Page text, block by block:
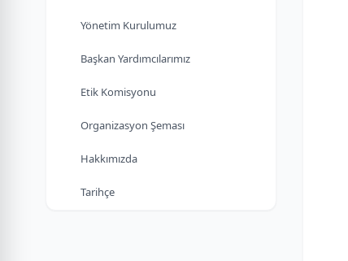
Yönetim Kurulumuz
Başkan Yardımcılarımız
Etik Komisyonu
Organizasyon Şeması
Hakkımızda
Tarihçe